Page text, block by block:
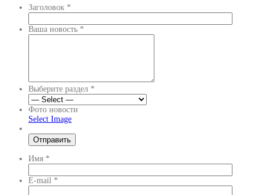
Заголовок *
Ваша новость *
Выберите раздел *
Фото новости
Select Image
Имя *
E-mail *